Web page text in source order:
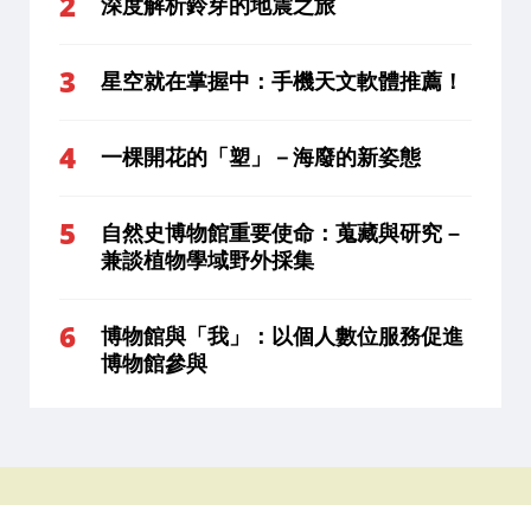
深度解析鈴芽的地震之旅
星空就在掌握中：手機天文軟體推薦！
一棵開花的「塑」－海廢的新姿態
自然史博物館重要使命：蒐藏與研究 –
兼談植物學域野外採集
博物館與「我」：以個人數位服務促進
博物館參與